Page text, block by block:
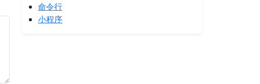
命令行
小程序